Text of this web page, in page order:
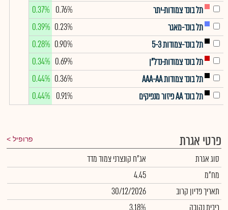
תל בונד צמודות-יתר
0.76%
0.37%
תל בונד-מאגר
0.23%
0.39%
תל בונד-צמודות 5-3
0.90%
0.28%
תל בונד צמודות-נדל"ן
0.69%
0.34%
תל בונד צמודות AAA-AA
0.36%
0.44%
תל בונד AA פיזור מנפיקים
0.91%
0.44%
פרטי אגרת פרופיל
סוג אגרת
אג"ח קונצרני צמוד מדד
מח"מ
4.45
תאריך פדיון קרוב
30/12/2026